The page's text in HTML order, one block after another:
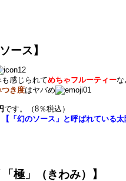
ース】
感じられてめちゃフルーティーな
つき度はヤバめ
です。（8％税込）
【「幻のソース」と呼ばれている
極」（きわみ）】